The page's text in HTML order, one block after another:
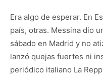
Era algo de esperar. En
país, otras. Messina dio
sábado en Madrid y no
lanzó quejas fuertes ni
periódico italiano La